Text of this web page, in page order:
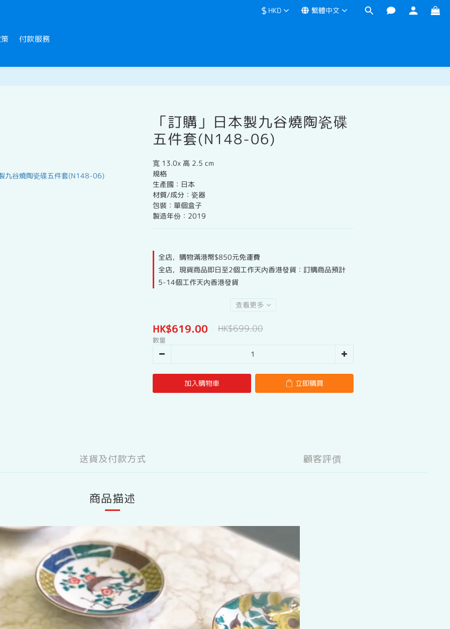
$ HKD 繁體中文
付款服務
「訂購」日本製九谷燒陶瓷碟
五件套(N148-06)
寬 13.0x 高 2.5 cm
規格
生產國：日本
材質/成分：瓷器
包裝：單個盒子
製造年份：2019
全店，購物滿港幣$850元免運費
全店，現貨商品即日至2個工作天內香港發貨：訂購商品預計
5-14個工作天內香港發貨
查看更多
HK$619.00 HK$699.00
數量
加入購物車 立即購買
送貨及付款方式 顧客評價
商品描述